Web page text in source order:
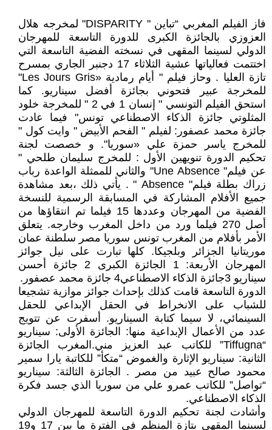
فاز الفيلم المغربي “تباين " DISPARITY" لمخرجه هلال
العزوزي بالجائزة الكبرى للدورة التاسعة للمهرجان
الدولي لسينما المقهى في نسخته الفضية التاسعة التي
اختتمت فعالياتها عشية الثلاثاء 17 دجنبر الجاري بمسرح
تازة العليا . وحاز فيلم " أيام رمادية «Les Jours Gris"
للمخرجة عبير فتحوني بجائزة أفضل سيناريو. كما
استحق الفيلم التونسي " إنسان 1 في 2 " للمخرجة خلود
المثلوتي جائزة الذكاء الاصطناعي تونس" فيما عادت
جائزة محمد عصفور: لفيلم " الفحم الأبيض " وايت كول "
للمخرج ياسر حمزة علي «سوريا". و خصصت لجنة
تحكيم الدورة تنويهين الأول : للمخرج سليمان طلحي "
عن فيلم" Une Absence" والثاني للممثلة الواعدة رباب
زراك بطلة فيلم" Absence " . يأتي ذلك ،بعد مشاهدة
جميع الأفلام المشاركة في المسابقة الرسمية للنسخة
الفضية من المهرجان وعددها 15 فيلما تم انتقاؤها من
أصل 270 فيلما ورد من داخل المغرب وخارجه. يتعلق
الأمر بأفلام من المغرب تونس سوريا مصر سلطنة عمان
موريتانيا الجزائر وبلجيكا. كلها تبارت على نيل جوائز
المهرجان الأربعة: 1 الجائزة الكبرى 2 جائزة أحسن
سيناريو 3جائزة الذكاء الاصطناعي4 جائزة محمد عصفور.
الدورة التاسعة قامت كذلك بإحداث جوائز موازية تشجيعا
للشباب على الانخراط في الحقل الإبداعي للحقل
السينمائي، لا سيما كتابة السيناريو. أسفرت عن تتويج
عدد من الأعمال الإبداعية منها: الجائزة الأولى: سيناريو
“Tiffugna” للكاتب عبد العزيز مني.المغرب الجائزة
الثانية: سيناريو الإثارة والغموض “متكأ” للكاتبة يارا سمير
محمود صالح عبيد من مصر . الجائزة الثالثة: سيناريو
“تواصل” للكاتب عمرو علي من سوريا الذي جسد فكرة
الذكاء الاصطناعي.
وأشادت لجنة تحكيم الدورة التاسعة للمهرجان الدولي
لسينما المقهى بتازة المنظم في الفترة ما بين 17 و19